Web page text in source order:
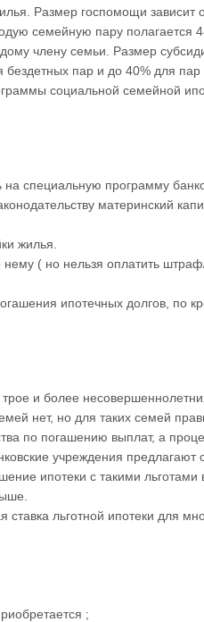
Размер госпомощи зависит
семейную пару полагается
члену семьи. Размер
пар и до 40% для пар
социальной семейной
на специальную программу
материнский
жилья.
нему ( но нельзя оплатить
ипотечных долгов, по
и более
нет, но для таких семей
по погашению выплат, а
учреждения предлагают
ипотеки с такими льготами
льготной ипотеки для
;